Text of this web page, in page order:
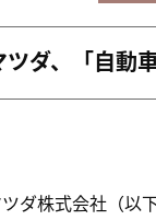
ツダ、「自動
ダ株式会社（以